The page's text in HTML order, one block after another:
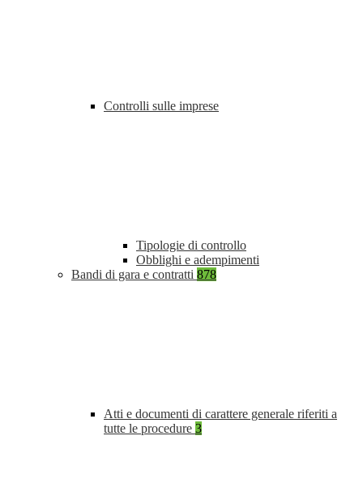
Controlli sulle imprese
Tipologie di controllo
Obblighi e adempimenti
Bandi di gara e contratti 878
Atti e documenti di carattere generale riferiti a
tutte le procedure 3